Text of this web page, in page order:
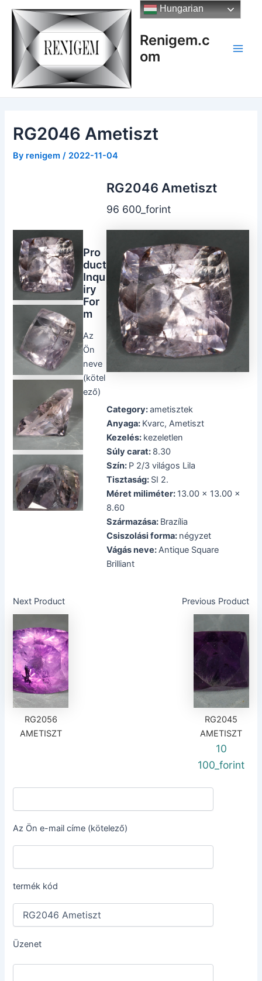
Skip
content
Renigem.c
om
RG2046 Ametiszt
By renigem/ 2022-11-04
RG2046 Ametiszt
96 600_forint
Category:ametisztek
Anyaga: Kvarc, Ametiszt
Kezelés: kezeletlen
Súly carat: 8.30
Szín: P 2/3 világos Lila
Tisztaság: SI 2.
Méret miliméter: 13.00 x 13.00 x
8.60
Származása: Brazília
Csiszolási forma: négyzet
Vágás neve:Antique Square
Brilliant
Next Product
RG2056
AMETISZT
Previous Product
RG2045
AMETISZT
10
100_forint
Pro
duct
Inqu
iry
For
m
Az
Ön
neve
(kötel
ező)
Az Ön e-mail címe (kötelező)
termék kód
Üzenet
Hungarian